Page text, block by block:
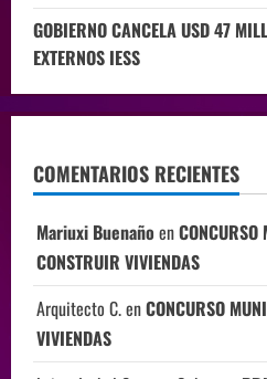
GOBIERNO CANCELA USD 47
EXTERNOS IESS
COMENTARIOS RECIENTES
Mariuxi Buenaño en
CONSTRUIR VIVIENDAS
Arquitecto C.enCONCURSO
VIVIENDAS